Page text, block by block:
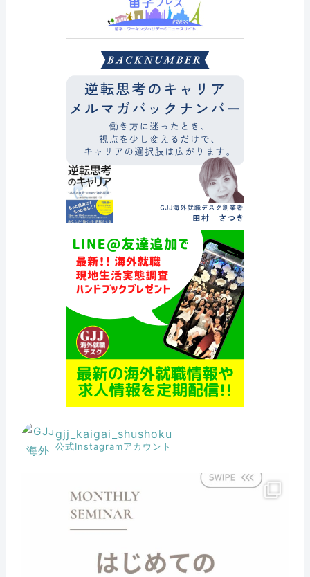
gjj_kaigai_shushoku
公式Instagramアカウント